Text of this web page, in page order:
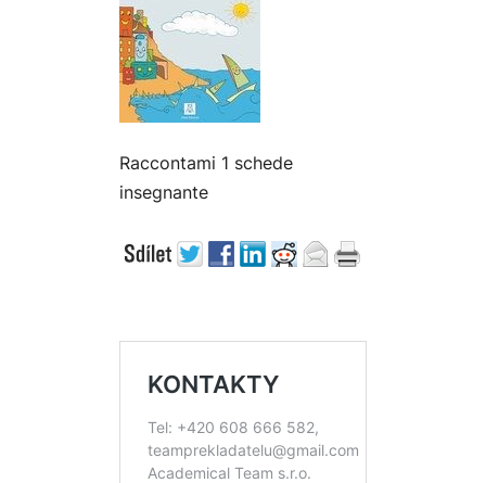
Raccontami 1 schede
insegnante